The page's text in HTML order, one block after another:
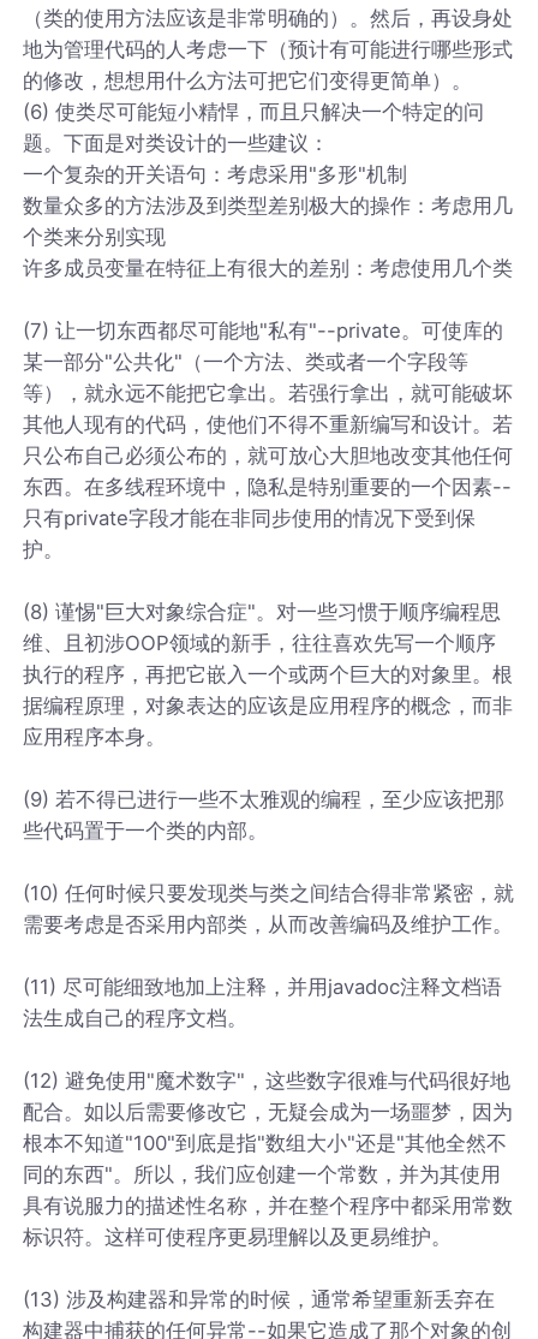
（类的使用方法应该是非常明确的）。然后，再设身处
地为管理代码的人考虑一下（预计有可能进行哪些形式
的修改，想想用什么方法可把它们变得更简单）。
(6) 使类尽可能短小精悍，而且只解决一个特定的问
题。下面是对类设计的一些建议：
一个复杂的开关语句：考虑采用"多形"机制
数量众多的方法涉及到类型差别极大的操作：考虑用几
个类来分别实现
许多成员变量在特征上有很大的差别：考虑使用几个类
(7) 让一切东西都尽可能地"私有"--private。可使库的
某一部分"公共化"（一个方法、类或者一个字段等
等），就永远不能把它拿出。若强行拿出，就可能破坏
其他人现有的代码，使他们不得不重新编写和设计。若
只公布自己必须公布的，就可放心大胆地改变其他任何
东西。在多线程环境中，隐私是特别重要的一个因素--
只有private字段才能在非同步使用的情况下受到保
护。
(8) 谨惕"巨大对象综合症"。对一些习惯于顺序编程思
维、且初涉OOP领域的新手，往往喜欢先写一个顺序
执行的程序，再把它嵌入一个或两个巨大的对象里。根
据编程原理，对象表达的应该是应用程序的概念，而非
应用程序本身。
(9) 若不得已进行一些不太雅观的编程，至少应该把那
些代码置于一个类的内部。
(10) 任何时候只要发现类与类之间结合得非常紧密，就
需要考虑是否采用内部类，从而改善编码及维护工作。
(11) 尽可能细致地加上注释，并用javadoc注释文档语
法生成自己的程序文档。
(12) 避免使用"魔术数字"，这些数字很难与代码很好地
配合。如以后需要修改它，无疑会成为一场噩梦，因为
根本不知道"100"到底是指"数组大小"还是"其他全然不
同的东西"。所以，我们应创建一个常数，并为其使用
具有说服力的描述性名称，并在整个程序中都采用常数
标识符。这样可使程序更易理解以及更易维护。
(13) 涉及构建器和异常的时候，通常希望重新丢弃在
构建器中捕获的任何异常--如果它造成了那个对象的创